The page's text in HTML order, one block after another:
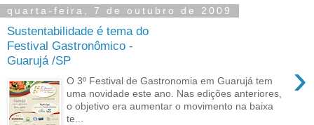
quarta-feira, 7 de outubro de 2009
Sustentabilidade é tema do
Festival Gastronômico -
Guarujá /SP
›
O 3º Festival de Gastronomia em Guarujá tem
uma novidade este ano. Nas edições anteriores,
o objetivo era aumentar o movimento na baixa
te...